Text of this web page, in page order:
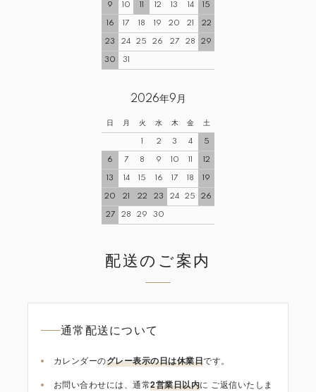
9 10 11 12 13 14 15
16 17 18 19 20 21 22
23 24 25 26 27 28 29
30 31
2026年9月
日 月 火 水 木 金 土
1 2 3 4 5
6 7 8 9 10 11 12
13 14 15 16 17 18 19
20 21 22 23 24 25 26
27 28 29 30
配送のご案内
通常配送について
カレンダーのグレー表示の日は休業日です。
お問い合わせには、通常2営業日以内に ご返信いたしま